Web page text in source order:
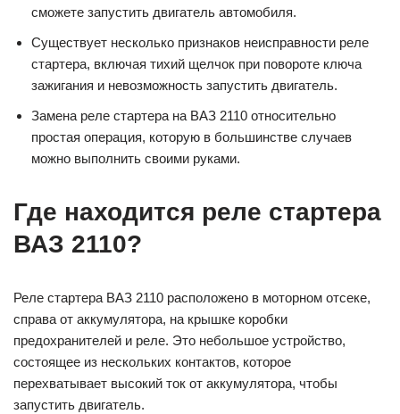
сможете запустить двигатель автомобиля.
Существует несколько признаков неисправности реле
стартера, включая тихий щелчок при повороте ключа
зажигания и невозможность запустить двигатель.
Замена реле стартера на ВАЗ 2110 относительно
простая операция, которую в большинстве случаев
можно выполнить своими руками.
Где находится реле стартера
ВАЗ 2110?
Реле стартера ВАЗ 2110 расположено в моторном отсеке,
справа от аккумулятора, на крышке коробки
предохранителей и реле. Это небольшое устройство,
состоящее из нескольких контактов, которое
перехватывает высокий ток от аккумулятора, чтобы
запустить двигатель.